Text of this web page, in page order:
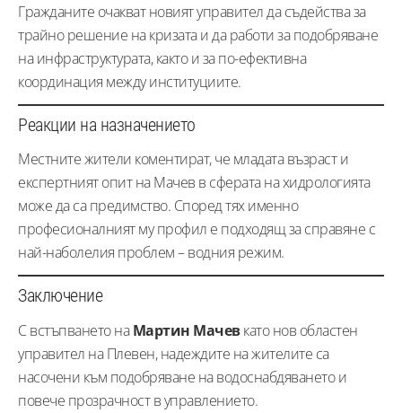
Гражданите очакват новият управител да съдейства за
трайно решение на кризата и да работи за подобряване
на инфраструктурата, както и за по-ефективна
координация между институциите.
Реакции на назначението
Местните жители коментират, че младата възраст и
експертният опит на Мачев в сферата на хидрологията
може да са предимство. Според тях именно
професионалният му профил е подходящ за справяне с
най-наболелия проблем – водния режим.
Заключение
С встъпването наМартин Мачевкато нов областен
управител на Плевен, надеждите на жителите са
насочени към подобряване на водоснабдяването и
повече прозрачност в управлението.